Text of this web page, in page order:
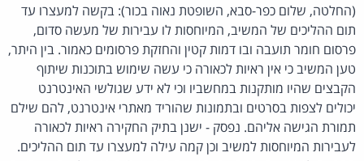
(החלטה, שלום כפר-סבא, השופטת נאוה בכור): בקשה למעצרו עד
תום ההליכים של המשיב, המיוחסות לו עבירות של מעשה סדום,
פרסום חומר תועבה ובו דמות קטין והחזקת פרסומים כאמור. בין היתר,
טען המשיב כי אין ראיות לכאורה כי עשה שימוש בתוכנות שיתוף
הקבצים שהיו מותקנות במחשביו וכי לא ידע שגולשי האינטרנט
יכולים לצפות בסרטים ובתמונות שהוריד מאתרי אינטרנט, להם שילם
תמורת הגישה אליהם. נפסק - ישנן בתיק החקירה ראיות לכאורה
לעבירות המיוחסות למשיב וכן קמה עילה למעצרו עד תום ההליכים.